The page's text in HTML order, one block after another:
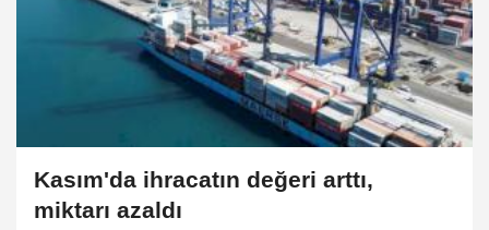
Kasım'da ihracatın değeri arttı,
miktarı azaldı